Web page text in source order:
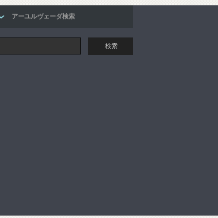
アーユルヴェーダ検索